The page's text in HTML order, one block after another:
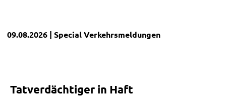
09.08.2026 | SpecialVerkehrsmeldungen
Tatverdächtiger in Haft